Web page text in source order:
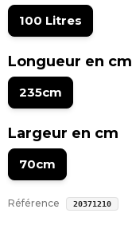
100 Litres
Longueur en cm
235cm
Largeur en cm
70cm
Référence 20371210